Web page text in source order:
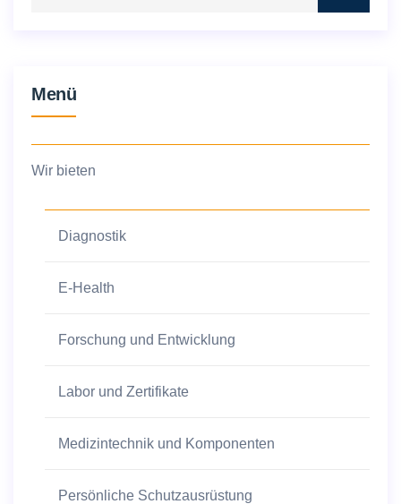
Menü
Wir bieten
Diagnostik
E-Health
Forschung und Entwicklung
Labor und Zertifikate
Medizintechnik und Komponenten
Persönliche Schutzausrüstung